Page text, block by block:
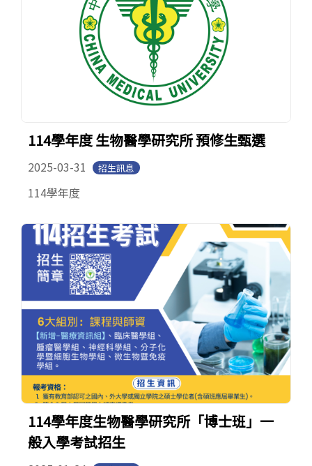
114學年度 生物醫學研究所 預修生甄選
2025-03-31 招生訊息
114學年度
114學年度生物醫學研究所「博士班」一
般入學考試招生